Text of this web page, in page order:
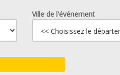
Ville de l'événement